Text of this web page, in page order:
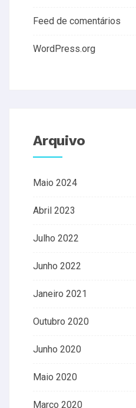
Feed de comentários
WordPress.org
Arquivo
Maio 2024
Abril 2023
Julho 2022
Junho 2022
Janeiro 2021
Outubro 2020
Junho 2020
Maio 2020
Março 2020